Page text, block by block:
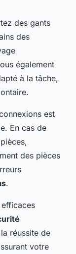
des gants
des
également
à la tâche,
est
En cas de
des pièces
.
efficaces
réussite de
votre